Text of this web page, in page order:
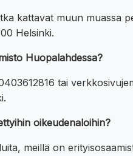
kattavat muun
Helsinki.
Huopalahdessa?
tai
oikeudenaloihin?
meillä on